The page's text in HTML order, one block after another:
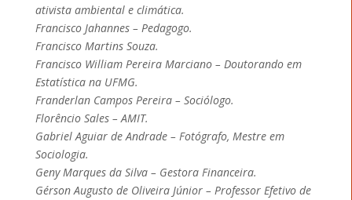
ativista ambiental e climática.
Francisco Jahannes – Pedagogo.
Francisco Martins Souza.
Francisco William Pereira Marciano – Doutorando em
Estatística na UFMG.
Franderlan Campos Pereira – Sociólogo.
Florêncio Sales – AMIT.
Gabriel Aguiar de Andrade – Fotógrafo, Mestre em
Sociologia.
Geny Marques da Silva – Gestora Financeira.
Gérson Augusto de Oliveira Júnior – Professor Efetivo de